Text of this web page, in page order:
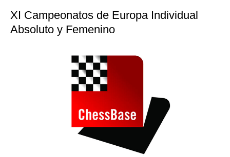
XI Campeonatos de Europa Individual
Absoluto y Femenino